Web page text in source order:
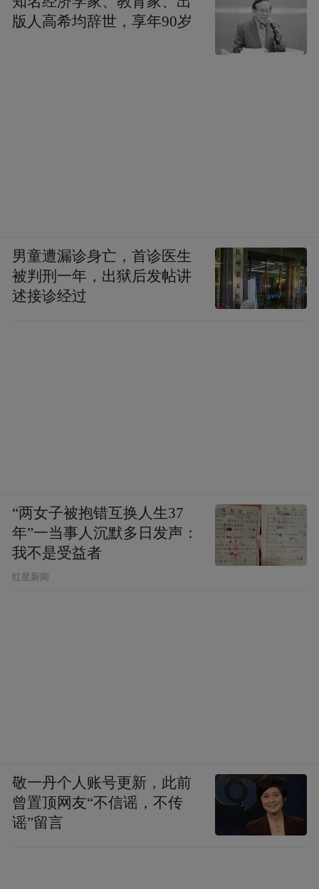
版人高希均辞世，享年90岁
男童遭漏诊身亡，首诊医生
被判刑一年，出狱后发帖讲
述接诊经过
“两女子被抱错互换人生37
年”一当事人沉默多日发声：
我不是受益者
红星新闻
敬一丹个人账号更新，此前
曾置顶网友“不信谣，不传
谣”留言